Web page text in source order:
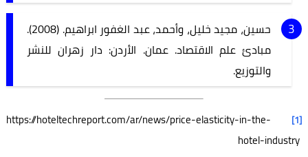
حسين، مجيد خليل، وأحمد، عبد الغفور ابراهيم. (2008).
مبادئ علم الاقتصاد. عمان. الأردن: دار زهران للنشر
والتوزيع.
[1]
https://hoteltechreport.com/ar/news/price-elasticity-in-the-
hotel-industry